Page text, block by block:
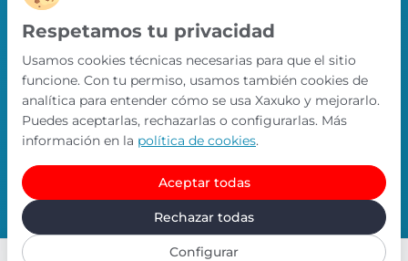
LLEVA XAXUKO CONTIGO
Chollos, misiones y recompensas desde
nuestra APP.
PRÓXIMAMENTE EN
App Store
Política de privacidad
Respetamos tu privacidad
Usamos cookies técnicas necesarias para que el sitio
funcione. Con tu permiso, usamos también cookies de
analítica para entender cómo se usa Xaxuko y mejorarlo.
Puedes aceptarlas, rechazarlas o configurarlas. Más
información en la política de cookies.
Aceptar todas
Rechazar todas
Configurar